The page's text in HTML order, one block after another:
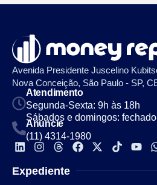
Avenida Presidente Juscelino
Nova Conceição, São Paulo - SP,
Atendimento
Segunda-Sexta: 9h às 18h
Sábados e domingos: fechado
Anuncie
(11) 4314-1980
Expediente